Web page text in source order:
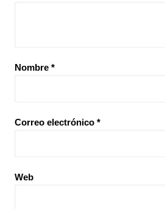
Nombre *
Correo electrónico *
Web